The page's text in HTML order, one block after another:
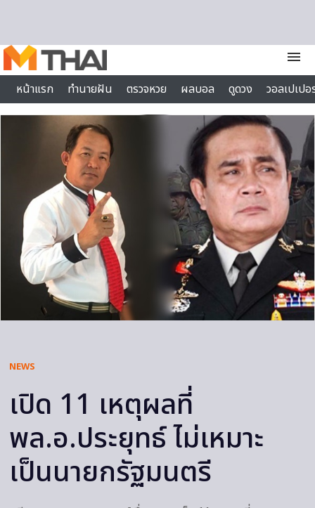
menu
หน้าแรก
ทำนายฝัน ตรวจหวย ผลบอล ดูดวง
วอลเปเป
ไลฟ์สไตล์
NEWS
เปิด 11 เหตุผลที่
พล.อ.ประยุทธ์ ไม่เหมาะ
เป็นนายกรัฐมนตรี